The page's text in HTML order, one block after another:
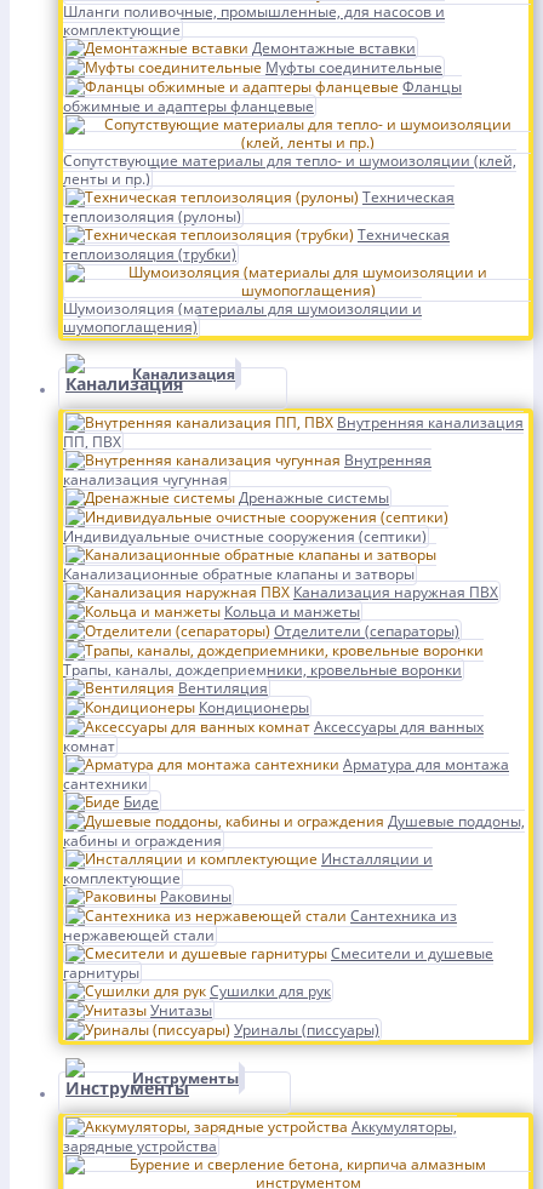
Шланги поливочные, промышленные, для насосов и
комплектующие
Демонтажные вставки
Муфты соединительные
Фланцы
обжимные и адаптеры фланцевые
Сопутствующие материалы для тепло- и шумоизоляции (клей,
ленты и пр.)
Техническая
теплоизоляция (рулоны)
Техническая
теплоизоляция (трубки)
Шумоизоляция (материалы для шумоизоляции и
шумопоглащения)
Канализация
Внутренняя канализация
ПП, ПВХ
Внутренняя
канализация чугунная
Дренажные системы
Индивидуальные очистные сооружения (септики)
Канализационные обратные клапаны и затворы
Канализация наружная ПВХ
Кольца и манжеты
Отделители (сепараторы)
Трапы, каналы, дождеприемники, кровельные воронки
Вентиляция
Кондиционеры
Аксессуары для ванных
комнат
Арматура для монтажа
сантехники
Биде
Душевые поддоны,
кабины и ограждения
Инсталляции и
комплектующие
Раковины
Сантехника из
нержавеющей стали
Смесители и душевые
гарнитуры
Сушилки для рук
Унитазы
Уриналы (писсуары)
Инструменты
Аккумуляторы,
зарядные устройства